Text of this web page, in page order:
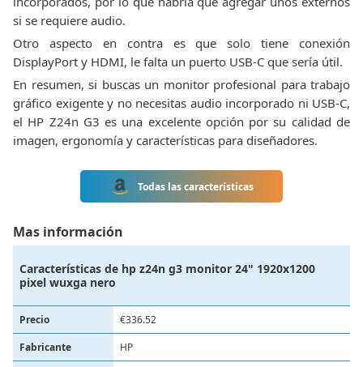
si se requiere audio.
Otro aspecto en contra es que solo tiene conexión
DisplayPort y HDMI, le falta un puerto USB-C que sería útil.
En resumen, si buscas un monitor profesional para trabajo
gráfico exigente y no necesitas audio incorporado ni USB-C,
el HP Z24n G3 es una excelente opción por su calidad de
imagen, ergonomía y características para diseñadores.
Todas las características
Mas información
Características de hp z24n g3 monitor 24" 1920x1200
pixel wuxga nero
Precio
€336.52
Fabricante
‎HP